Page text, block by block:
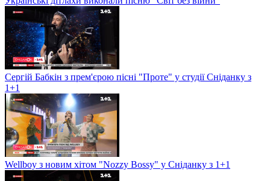
Сергій Бабкін з прем'єрою пісні "Проте" у студії Сніданку з
1+1
Wellboy з новим хітом "Nozzy Bossy" у Сніданку з 1+1